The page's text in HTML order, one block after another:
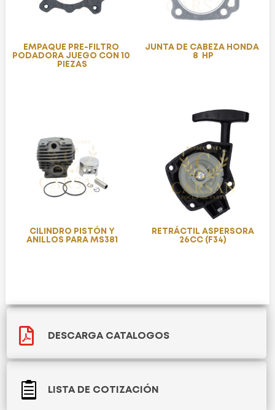
EMPAQUE PRE-FILTRO
PODADORA JUEGO CON 10
PIEZAS
JUNTA DE CABEZA HONDA
8 HP
CILINDRO PISTÓN Y
ANILLOS PARA MS381
RETRÁCTIL ASPERSORA
26CC (F34)
 DESCARGA CATALOGOS
 LISTA DE COTIZACIÓN